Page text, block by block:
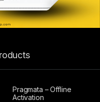
Pragmata – Offline
Activation